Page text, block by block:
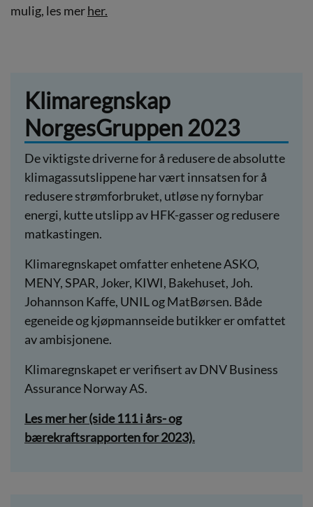
mulig, les merher.
Klimaregnskap
NorgesGruppen 2023
De viktigste driverne for å redusere de absolutte
klimagassutslippene har vært innsatsen for å
redusere strømforbruket, utløse ny fornybar
energi, kutte utslipp av HFK-gasser og redusere
matkastingen.
Klimaregnskapet omfatter enhetene ASKO,
MENY, SPAR, Joker, KIWI, Bakehuset, Joh.
Johannson Kaffe, UNIL og MatBørsen. Både
egeneide og kjøpmannseide butikker er omfattet
av ambisjonene.
Klimaregnskapet er verifisert av DNV Business
Assurance Norway AS.
Les mer her (side 111 i års- og
bærekraftsrapporten for 2023).